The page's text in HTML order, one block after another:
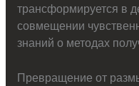
трансформируется в
совмещении
знаний о методах
Превращение от